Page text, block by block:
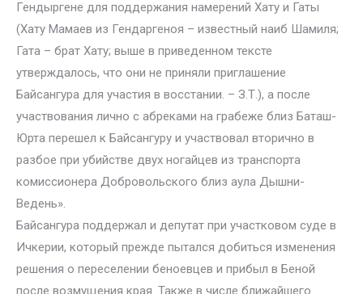
Гендыргене для поддержания намерений Хату и Гаты
(Хату Мамаев из Гендаргеноя – известный наиб Шамиля;
Гата – брат Хату; выше в приведенном тексте
утверждалось, что они не приняли приглашение
Байсангура для участия в восстании. – З.Т.), а после
участвования лично с абреками на грабеже близ Баташ-
Юрта перешел к Байсангуру и участвовал вторично в
разбое при убийстве двух ногайцев из транспорта
комиссионера Добровольского близ аула Дышни-
Ведень».
Байсангура поддержал и депутат при участковом суде в
Ичкерии, который прежде пытался добиться изменения
решения о переселении беноевцев и прибыл в Беной
после возмущения края. Также в числе ближайшего